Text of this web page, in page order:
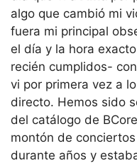
algo que cambió mi
fuera mi principal
el día y la hora
recién cumplidos-
vi por primera vez a
directo. Hemos sido
del catálogo de
montón de
durante años y